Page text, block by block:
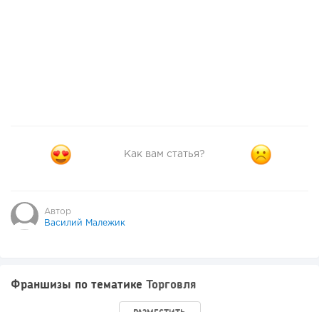
Как вам статья?
Автор
Василий Малежик
Франшизы по тематике Торговля